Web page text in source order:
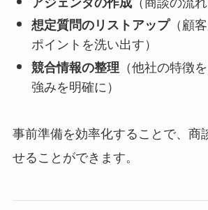
想定質問のリストアップ（顧
ポイントを洗い出す）
競合情報の整理 （他社の特徴
強みを明確に）
事前準備を効率化することで、商
せることができます。